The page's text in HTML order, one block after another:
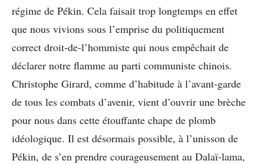
régime de Pékin. Cela faisait trop longtemps en effet
que nous vivions sous l’emprise du politiquement
correct droit-de-l’hommiste qui nous empêchait de
déclarer notre flamme au parti communiste chinois.
Christophe Girard, comme d’habitude à l’avant-garde
de tous les combats d’avenir, vient d’ouvrir une brèche
pour nous dans cette étouffante chape de plomb
idéologique. Il est désormais possible, à l’unisson de
Pékin, de s’en prendre courageusement au Dalaï-lama,